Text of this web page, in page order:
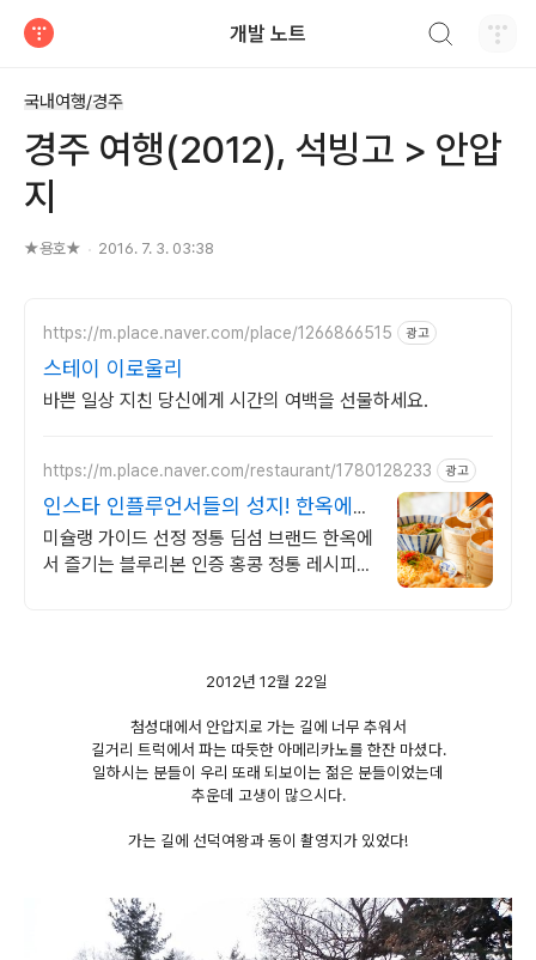
개발 노트
국내여행/경주
경주 여행(2012), 석빙고 > 안압
지
★용호★ 2016. 7. 3. 03:38
https://m.place.naver.com/place/1266866515 광고
스테이 이로울리
바쁜 일상 지친 당신에게 시간의 여백을 선물하세요.
https://m.place.naver.com/restaurant/1780128233 광고
인스타 인플루언서들의 성지! 한옥에서
즐기는 질좋은 만두
미슐랭 가이드 선정 정통 딤섬 브랜드 한옥에
서 즐기는 블루리본 인증 홍콩 정통 레시피에
2012년 12월 22일
첨성대에서 안압지로 가는 길에 너무 추워서
길거리 트럭에서 파는 따듯한 아메리카노를 한잔 마셨다.
일하시는 분들이 우리 또래 되보이는 젊은 분들이었는데
추운데 고생이 많으시다.
가는 길에 선덕여왕과 동이 촬영지가 있었다!